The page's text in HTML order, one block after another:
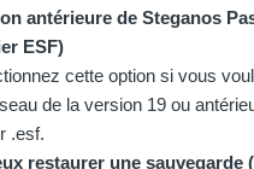
antérieure de Steganos
ESF)
cette option si vous
de la version 19 ou
.esf.
restaurer une sauvegarde